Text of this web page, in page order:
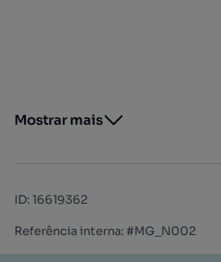
Mostrar mais
ID:16619362
Referência interna: #MG_N002